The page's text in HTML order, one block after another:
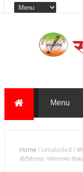
Home /Unlabelled /
व्हेंटीलेटरवर, गर्भपाताच्या